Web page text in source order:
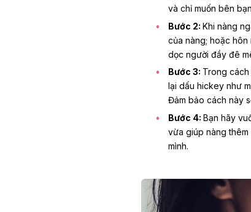
và chỉ muốn bên
Bước 2: Khi nàng
của nàng; hoặc
dọc người đầy đê
Bước 3: Trong
lại dấu hickey như
Đảm bảo cách này
Bước 4: Bạn hãy
vừa giúp nàng thêm
mình.